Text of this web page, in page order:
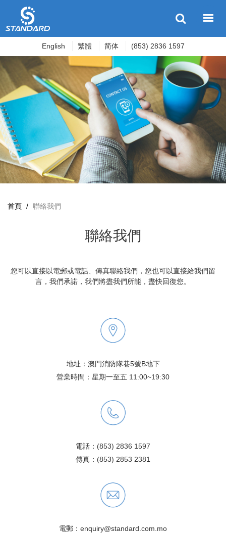
English 繁體 简体 (853) 2836 1597
首頁 / 聯絡我們
聯絡我們
您可以直接以電郵或電話、傳真聯絡我們，您也可以直接給我們留
言，我們承諾，我們將盡我們所能，盡快回復您。
地址： 澳門消防隊巷5號B地下
營業時間：星期一至五 11:00~19:30
電話：(853) 2836 1597
傳真：(853) 2853 2381
電郵：enquiry@standard.com.mo